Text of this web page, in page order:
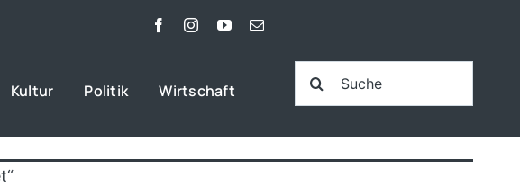
Kultur Politik Wirtschaft
Suche
nach: